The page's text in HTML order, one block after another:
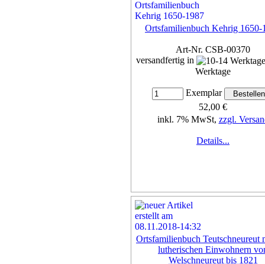
Ortsfamilienbuch Kehrig 1650-
Art-Nr. CSB-00370
versandfertig in
Werktage
Exemplar
52,00 €
inkl. 7% MwSt, zzgl.
Details...
Ortsfamilienbuch Teutschneureut
lutherischen Einwohnern
Welschneureut bis 1821